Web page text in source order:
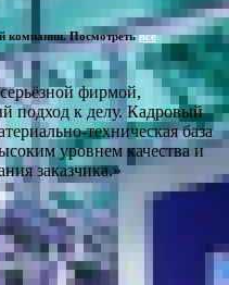
компании. Посмотретьвсе
фирмой,
подход к делу. Кадровый
техническая база
уровнем качества и
заказчика.»